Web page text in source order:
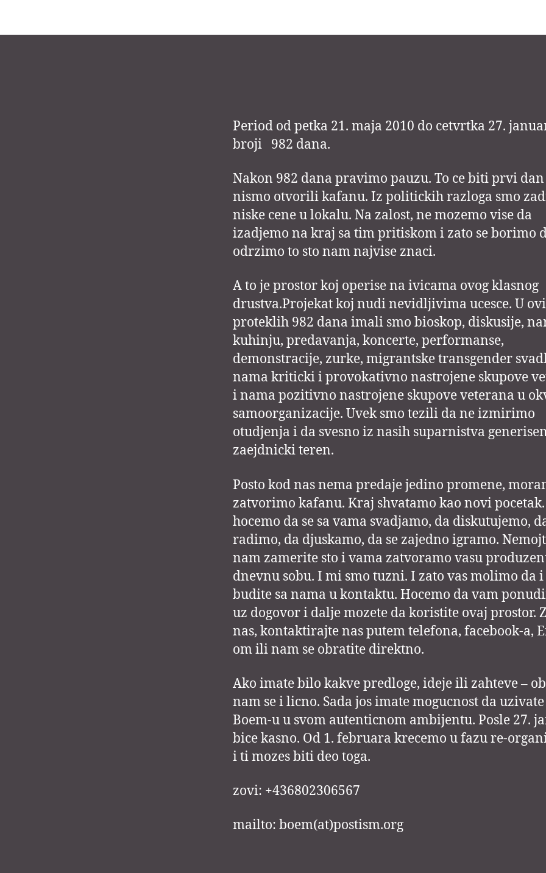
Period od petka 21. maja 2010 do cetvrtka 27.
broji 982 dana.
Nakon 982 dana pravimo pauzu. To ce biti prvi
nismo otvorili kafanu. Iz politickih razloga smo
niske cene u lokalu. Na zalost, ne mozemo vise da
izadjemo na kraj sa tim pritiskom i zato se borimo
odrzimo to sto nam najvise znaci.
A to je prostor koj operise na ivicama ovog klasnog
drustva.Projekat koj nudi nevidljivima ucesce. U
proteklih 982 dana imali smo bioskop, diskusije,
kuhinju, predavanja, koncerte, performanse,
demonstracije, zurke, migrantske transgender
nama kriticki i provokativno nastrojene skupove
i nama pozitivno nastrojene skupove veterana u
samoorganizacije. Uvek smo tezili da ne izmirimo
otudjenja i da svesno iz nasih suparnistva
zaejdnicki teren.
Posto kod nas nema predaje jedino promene,
zatvorimo kafanu. Kraj shvatamo kao novi
hocemo da se sa vama svadjamo, da diskutujemo,
radimo, da djuskamo, da se zajedno igramo.
nam zamerite sto i vama zatvoramo vasu
dnevnu sobu. I mi smo tuzni. I zato vas molimo da
budite sa nama u kontaktu. Hocemo da vam
uz dogovor i dalje mozete da koristite ovaj prostor.
nas, kontaktirajte nas putem telefona, facebook-a,
om ili nam se obratite direktno.
Ako imate bilo kakve predloge, ideje ili zahteve –
nam se i licno. Sada jos imate mogucnost da
Boem-u u svom autenticnom ambijentu. Posle 27.
bice kasno. Od 1. februara krecemo u fazu re-
i ti mozes biti deo toga.
zovi: +436802306567
mailto: boem(at)postism.org